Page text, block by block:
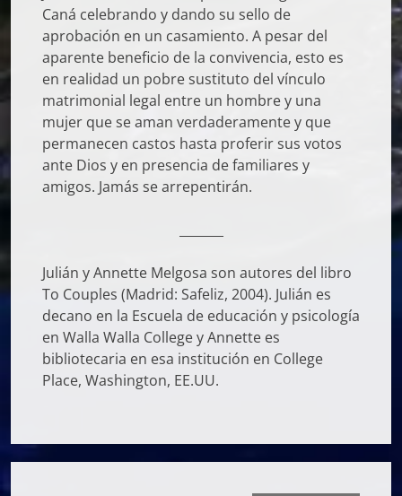
Caná celebrando y dando su sello de
aprobación en un casamiento. A pesar del
aparente beneficio de la convivencia, esto es
en realidad un pobre sustituto del vínculo
matrimonial legal entre un hombre y una
mujer que se aman verdaderamente y que
permanecen castos hasta proferir sus votos
ante Dios y en presencia de familiares y
amigos. Jamás se arrepentirán.
Julián y Annette Melgosa son autores del libro
To Couples (Madrid: Safeliz, 2004). Julián es
decano en la Escuela de educación y psicología
en Walla Walla College y Annette es
bibliotecaria en esa institución en College
Place, Washington, EE.UU.